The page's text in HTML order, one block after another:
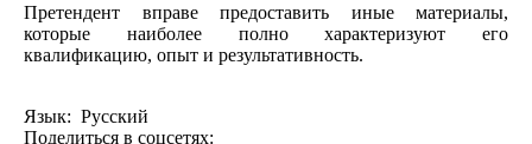
Претендент вправе предоставить иные материалы,
которые наиболее полно характеризуют его
квалификацию, опыт и результативность.
Язык: Русский
Поделиться в соцсетях: